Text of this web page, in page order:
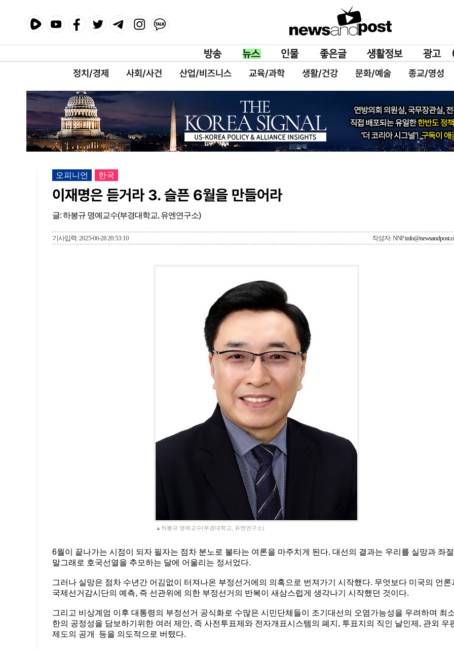
정치/경제 사회/사건 산업/비즈니스 교육/과학 생활/건강 문화/예술 종교/영성
오피니언 한국
이재명은 듣거라 3. 슬픈 6월을 만들어라
글: 하봉규 명예교수(부경대학교, 유엔연구소)
기사입력: 2025-06-28 20:53:10 작성자: NNP
▲하봉규 명예교수(부경대학교, 유엔연구소)
6월이 끝나가는 시점이 되자 필자는 점차 분노로 불타는 여론을 마주치게 된다. 대선의 결과는 우리를 실망과 좌
말그래로 호국선열을 추모하는 달에 어울리는 정서었다.
그러나 실망은 점차 수년간 어김없이 터져나온 부정선거에의 의혹으로 번져가기 시작했다. 무엇보다 미국의 언론
국제선거감시단의 예측, 즉 선관위에 의한 부정선거의 반복이 새삼스럽게 생각나기 시작했던 것이다.
그리고 비상계엄 이후 대통령의 부정선거 공식화로 수많은 시민단체들이 조기대선의 오염가능성을 우려하며 최
한의 공정성을 담보하기위한 여러 제안, 즉 사전투표제와 전자개표시스템의 폐지, 투표지의 직인 날인제, 관외 우
제도의 공개 등을 의도적으로 버텼다.